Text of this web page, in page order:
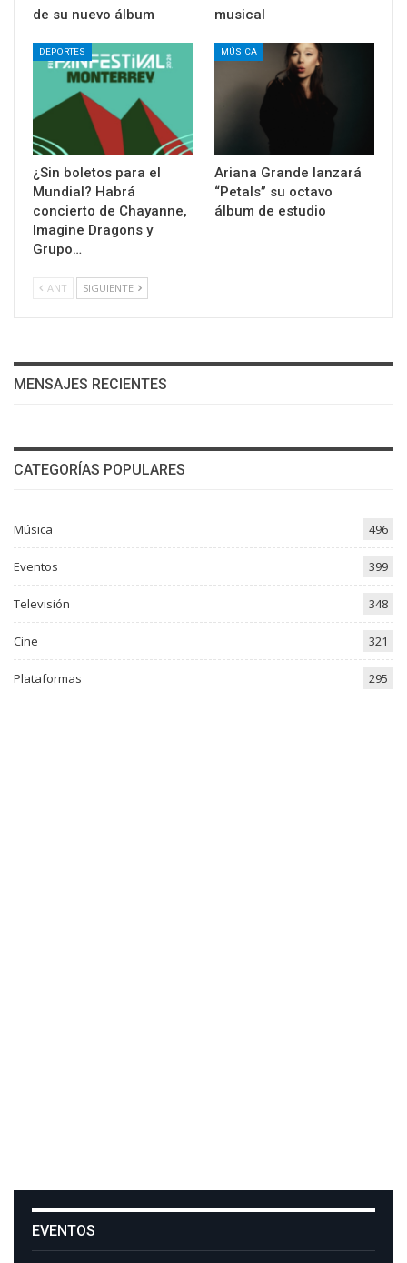
de su nuevo álbum
musical
DEPORTES
¿Sin boletos para el
Mundial? Habrá
concierto de Chayanne,
Imagine Dragons y
Grupo…
MÚSICA
Ariana Grande lanzará
“Petals” su octavo
álbum de estudio
ANT SIGUIENTE
MENSAJES RECIENTES
CATEGORÍAS POPULARES
Música 496
Eventos 399
Televisión 348
Cine 321
Plataformas 295
EVENTOS